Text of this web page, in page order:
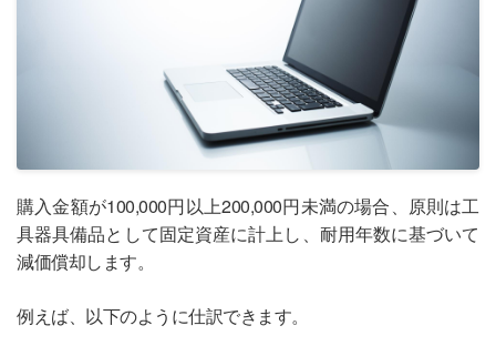
購入金額が100,000円以上200,000円未満の場合、原則は工
具器具備品として固定資産に計上し、耐用年数に基づいて
減価償却します。
例えば、以下のように仕訳できます。